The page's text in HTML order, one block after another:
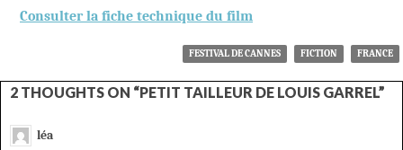
Consulter la fiche technique du film
FESTIVAL DE CANNES FICTION FRANCE
2 THOUGHTS ON “PETIT TAILLEUR DE LOUIS GARREL”
léa